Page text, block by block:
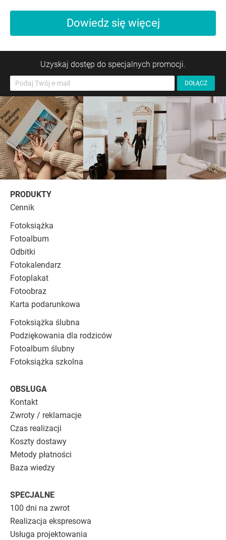
Dowiedz się więcej
Uzyskaj dostęp do specjalnych promocji.
PRODUKTY
Cennik
Fotoksiążka
Fotoalbum
Odbitki
Fotokalendarz
Fotoplakat
Fotoobraz
Karta podarunkowa
Fotoksiążka ślubna
Podziękowania dla rodziców
Fotoalbum ślubny
Fotoksiążka szkolna
OBSŁUGA
Kontakt
Zwroty / reklamacje
Czas realizacji
Koszty dostawy
Metody płatności
Baza wiedzy
SPECJALNE
100 dni na zwrot
Realizacja ekspresowa
Usługa projektowania